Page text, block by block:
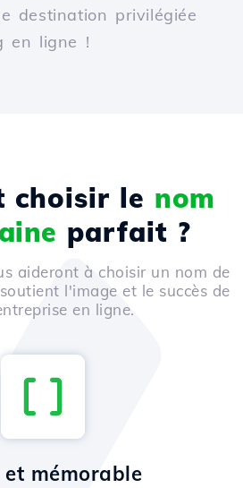
destination privilégiée
en ligne !
choisir le nom
parfait ?
aideront à choisir un nom de
l'image et le succès de
en ligne.
mémorable